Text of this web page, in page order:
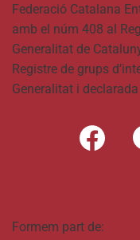
Federació Catalana
amb el núm 408 al
Generalitat de
Registre de grups
Generalitat i
Formem part de: